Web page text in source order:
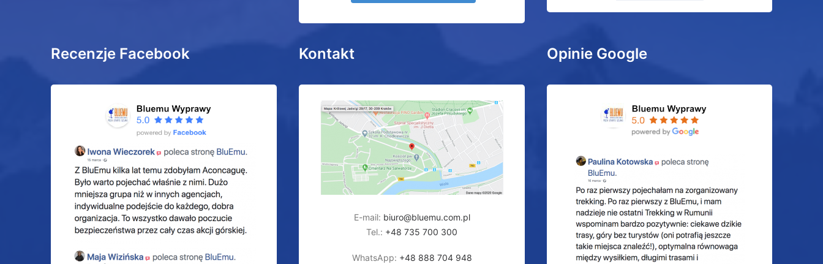
Recenzje Facebook Kontakt
E-mail: biuro@bluemu.com.pl
Tel.: +48 735 700 300
WhatsApp: +48 888 704 948
Opinie Google